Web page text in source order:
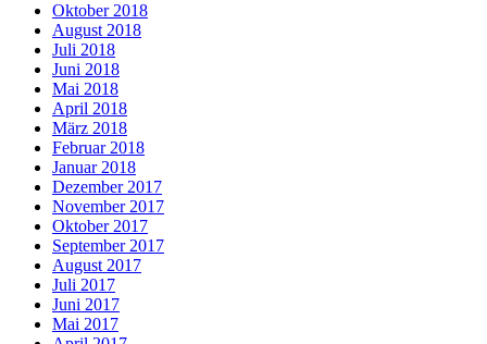
Oktober 2018
August 2018
Juli 2018
Juni 2018
Mai 2018
April 2018
März 2018
Februar 2018
Januar 2018
Dezember 2017
November 2017
Oktober 2017
September 2017
August 2017
Juli 2017
Juni 2017
Mai 2017